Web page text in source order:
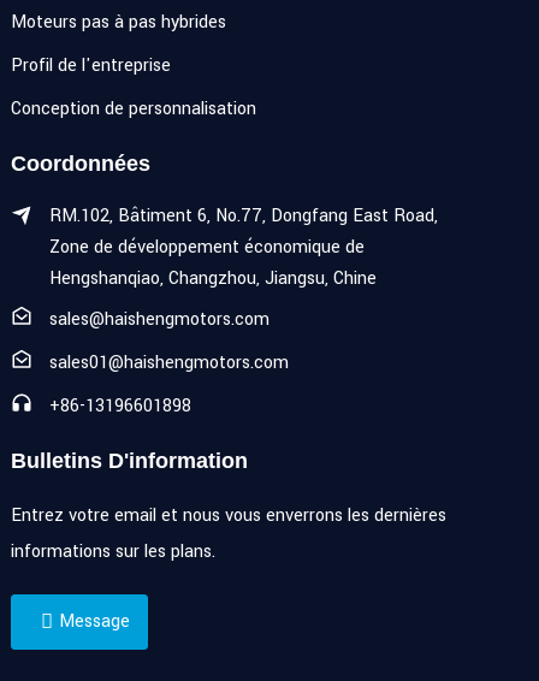
Moteurs pas à pas hybrides
Profil de l'entreprise
Conception de personnalisation
Coordonnées
RM.102, Bâtiment 6, No.77, Dongfang East Road,
Zone de développement économique de
Hengshanqiao, Changzhou, Jiangsu, Chine
sales@haishengmotors.com
sales01@haishengmotors.com
+86-13196601898
Bulletins D'information
Entrez votre email et nous vous enverrons les dernières
informations sur les plans.
Message